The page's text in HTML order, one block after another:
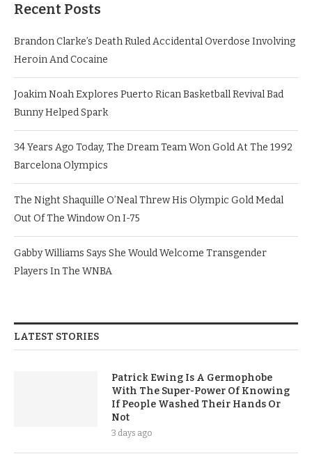
Recent Posts
Brandon Clarke’s Death Ruled Accidental Overdose Involving
Heroin And Cocaine
Joakim Noah Explores Puerto Rican Basketball Revival Bad
Bunny Helped Spark
34 Years Ago Today, The Dream Team Won Gold At The 1992
Barcelona Olympics
The Night Shaquille O’Neal Threw His Olympic Gold Medal
Out Of The Window On I-75
Gabby Williams Says She Would Welcome Transgender
Players In The WNBA
LATEST STORIES
Patrick Ewing Is A Germophobe
With The Super-Power Of Knowing
If People Washed Their Hands Or
Not
3 days ago